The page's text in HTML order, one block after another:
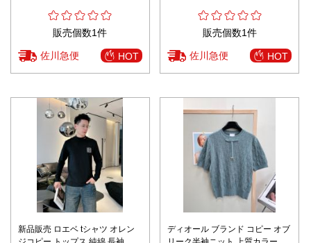
販売個数1件
佐川急便 HOT
販売個数1件
佐川急便 HOT
新品販売 ロエベ tシャツ オレン
ディオール ブランド コピー オブ